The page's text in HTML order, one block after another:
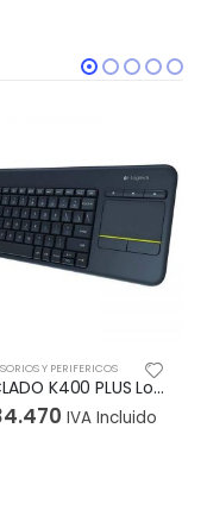
ACCESORIOS Y PERIFERICOS
$35.700 IVA Incluido